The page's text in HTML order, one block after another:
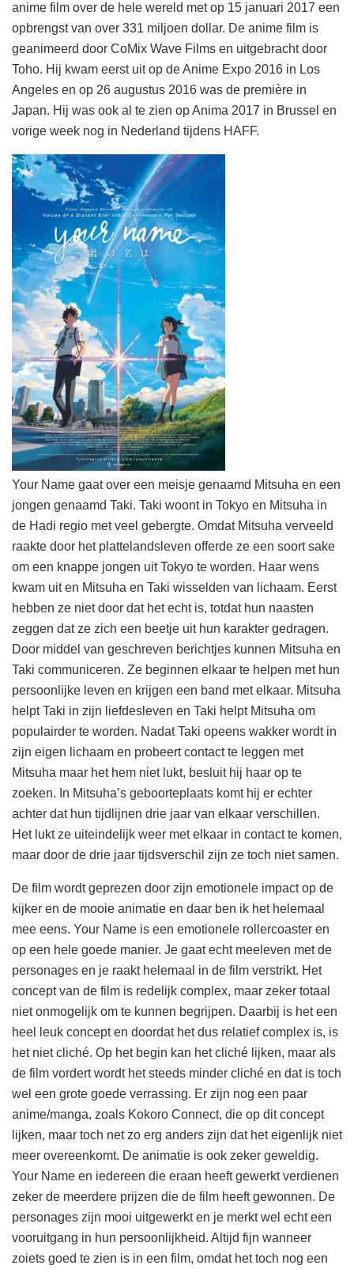
anime film over de hele wereld met op 15 januari 2017 een
opbrengst van over 331 miljoen dollar. De anime film is
geanimeerd door CoMix Wave Films en uitgebracht door
Toho. Hij kwam eerst uit op de Anime Expo 2016 in Los
Angeles en op 26 augustus 2016 was de première in
Japan. Hij was ook al te zien op Anima 2017 in Brussel en
vorige week nog in Nederland tijdens HAFF.
Your Name gaat over een meisje genaamd Mitsuha en een
jongen genaamd Taki. Taki woont in Tokyo en Mitsuha in
de Hadi regio met veel gebergte. Omdat Mitsuha verveeld
raakte door het plattelandsleven offerde ze een soort sake
om een knappe jongen uit Tokyo te worden. Haar wens
kwam uit en Mitsuha en Taki wisselden van lichaam. Eerst
hebben ze niet door dat het echt is, totdat hun naasten
zeggen dat ze zich een beetje uit hun karakter gedragen.
Door middel van geschreven berichtjes kunnen Mitsuha en
Taki communiceren. Ze beginnen elkaar te helpen met hun
persoonlijke leven en krijgen een band met elkaar. Mitsuha
helpt Taki in zijn liefdesleven en Taki helpt Mitsuha om
populairder te worden. Nadat Taki opeens wakker wordt in
zijn eigen lichaam en probeert contact te leggen met
Mitsuha maar het hem niet lukt, besluit hij haar op te
zoeken. In Mitsuha’s geboorteplaats komt hij er echter
achter dat hun tijdlijnen drie jaar van elkaar verschillen.
Het lukt ze uiteindelijk weer met elkaar in contact te komen,
maar door de drie jaar tijdsverschil zijn ze toch niet samen.
De film wordt geprezen door zijn emotionele impact op de
kijker en de mooie animatie en daar ben ik het helemaal
mee eens. Your Name is een emotionele rollercoaster en
op een hele goede manier. Je gaat echt meeleven met de
personages en je raakt helemaal in de film verstrikt. Het
concept van de film is redelijk complex, maar zeker totaal
niet onmogelijk om te kunnen begrijpen. Daarbij is het een
heel leuk concept en doordat het dus relatief complex is, is
het niet cliché. Op het begin kan het cliché lijken, maar als
de film vordert wordt het steeds minder cliché en dat is toch
wel een grote goede verrassing. Er zijn nog een paar
anime/manga, zoals Kokoro Connect, die op dit concept
lijken, maar toch net zo erg anders zijn dat het eigenlijk niet
meer overeenkomt. De animatie is ook zeker geweldig.
Your Name en iedereen die eraan heeft gewerkt verdienen
zeker de meerdere prijzen die de film heeft gewonnen. De
personages zijn mooi uitgewerkt en je merkt wel echt een
vooruitgang in hun persoonlijkheid. Altijd fijn wanneer
zoiets goed te zien is in een film, omdat het toch nog een